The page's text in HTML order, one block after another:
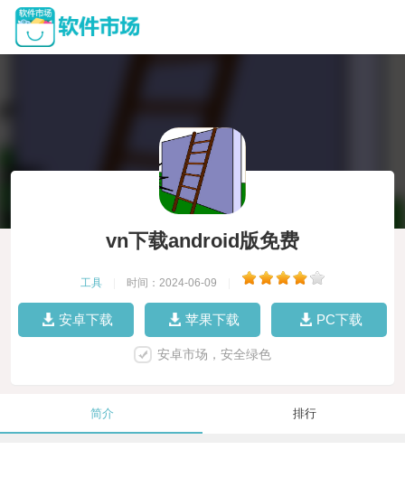
vn下载android版免费
工具 时间：2024-06-09
安卓下载 苹果下载 PC下载
安卓市场，安全绿色
简介 排行